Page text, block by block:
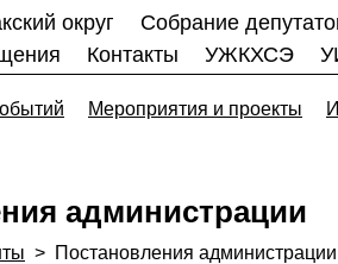
округ
Собрание
Контакты УЖКХСЭ
Мероприятия и проекты
администрации
> Постановления администрации